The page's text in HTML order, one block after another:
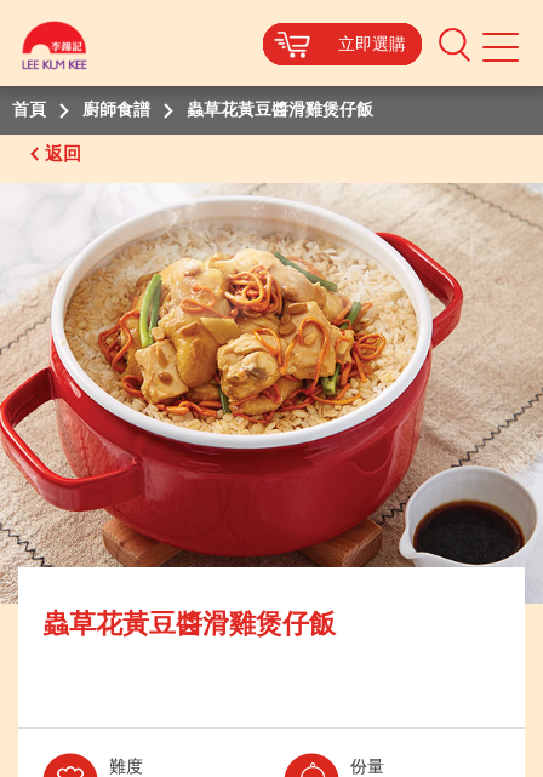
立即選購
Mobile
立即選購
立即選購
立即選購
立即選購
首頁 廚師食譜 蟲草花黃豆醬滑雞煲仔飯
返回
蟲草花黃豆醬滑雞煲仔飯
難度Level:
份量Serves: